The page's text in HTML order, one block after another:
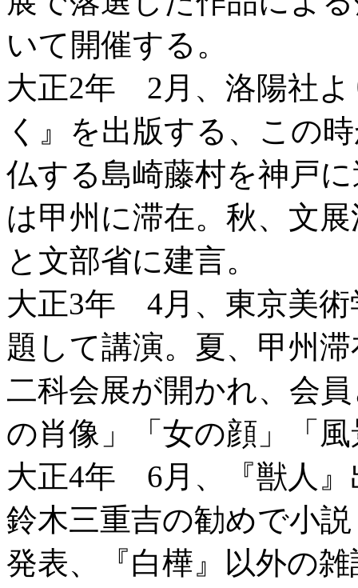
いて開催する。
大正2年 2月、洛陽社よ
く』を出版する、この
仏する島崎藤村を神戸
は甲州に滞在。秋、文
と文部省に建言。
大正3年 4月、東京美術
題して講演。夏、甲州
二科会展が開かれ、会
の肖像」「女の顔」「
大正4年 6月、『獣人』
鈴木三重吉の勧めで小
発表、『白樺』以外の